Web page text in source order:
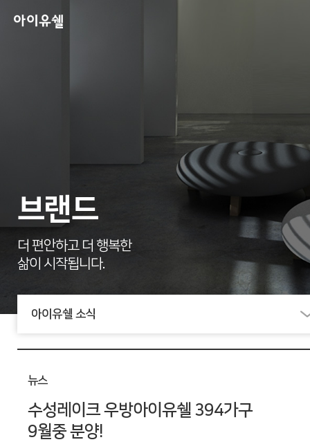
브랜드
더 편안하고 더 행복한
삶이 시작됩니다.
아이유쉘 소식
뉴스
수성레이크 우방아이유쉘 394가구
9월중 분양!